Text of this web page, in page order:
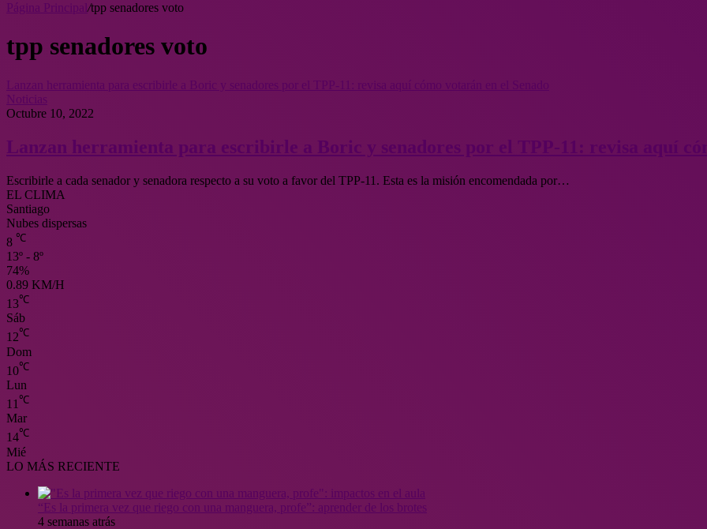
Página Principal /tpp senadores voto
tpp senadores voto
Lanzan herramienta para escribirle a Boric y senadores por el TPP-11: revisa aquí cómo votarán en el Senado
Noticias
Octubre 10, 2022
Lanzan herramienta para escribirle a Boric y senadores por el TPP-11: revisa aquí
Escribirle a cada senador y senadora respecto a su voto a favor del TPP-11. Esta es la misión encomendada por…
EL CLIMA
Santiago
Nubes dispersas
8 ℃
13º - 8º
74%
0.89 KM/H
13℃
Sáb
12℃
Dom
10℃
Lun
11 ℃
Mar
14℃
Mié
LO MÁS RECIENTE
“Es la primera vez que riego con una manguera, profe”: aprender de los brotes
4 semanas atrás